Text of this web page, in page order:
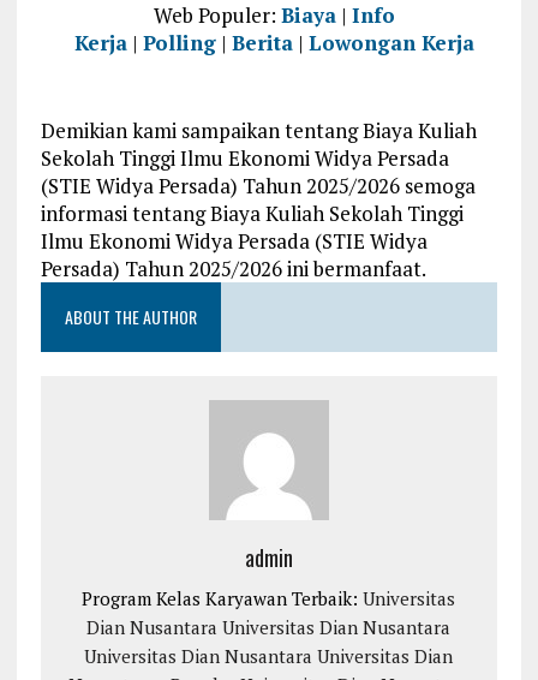
Web Populer:Biaya |Info
Kerja |Polling |Berita |Lowongan Kerja
Demikian kami sampaikan tentang Biaya Kuliah
Sekolah Tinggi Ilmu Ekonomi Widya Persada
(STIE Widya Persada) Tahun 2025/2026 semoga
informasi tentang Biaya Kuliah Sekolah Tinggi
Ilmu Ekonomi Widya Persada (STIE Widya
Persada) Tahun 2025/2026 ini bermanfaat.
ABOUT THE AUTHOR
admin
Program Kelas Karyawan Terbaik:Universitas
Dian Nusantara Universitas Dian Nusantara
Universitas Dian Nusantara Universitas Dian